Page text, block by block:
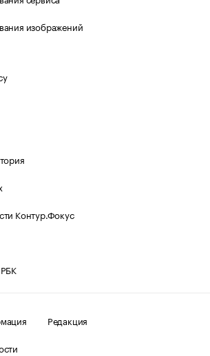
изображений
Контур.Фокус
Редакция